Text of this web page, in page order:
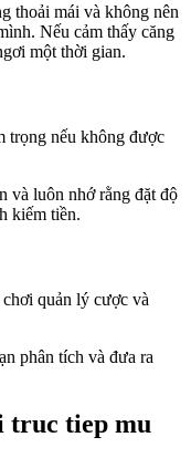
thoải mái và không nên
Nếu cảm thấy căng
một thời gian.
trọng nếu không được
và luôn nhớ rằng đặt độ
kiếm tiền.
quản lý cược và
phân tích và đưa ra
truc tiep mu